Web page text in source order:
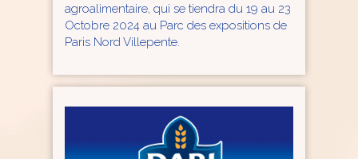
agroalimentaire, qui se tiendra du 19 au 23
Octobre 2024 au Parc des expositions de
Paris Nord Villepente.